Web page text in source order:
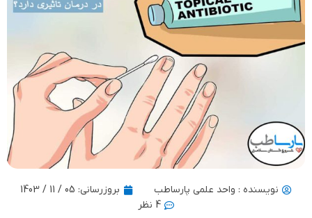
نویسنده : واحد علمی پارساطب بروزرسانی: 05 / 11 / 1403
4 نظر